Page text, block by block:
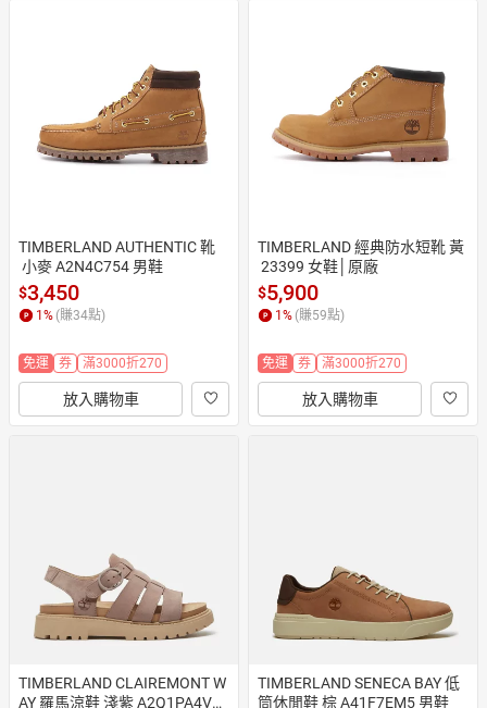
TIMBERLAND AUTHENTIC 靴
小麥 A2N4C754 男鞋
$3,450
1% (賺34點)
免運 券 滿3000折270
放入購物車
TIMBERLAND 經典防水短靴 黃
23399 女鞋│原廠
$5,900
1% (賺59點)
免運 券 滿3000折270
放入購物車
TIMBERLAND CLAIREMONT W
AY 羅馬涼鞋 淺紫 A2Q1PA4V
TIMBERLAND SENECA BAY 低
筒休閒鞋 棕 A41F7EM5 男鞋